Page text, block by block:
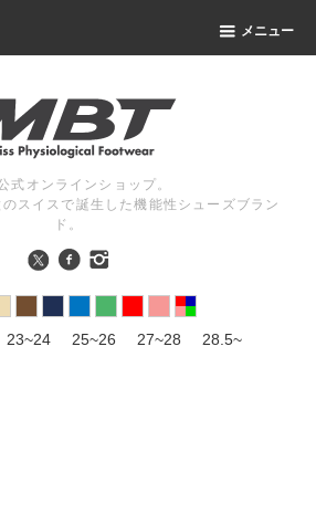
メニュー
式オンラインショップ。
スイスで誕生した機能性シューズブラン
ド。
23~24 25~26 27~28 28.5~